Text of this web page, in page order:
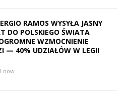
RAMOS WYSYŁA JASNY
DO POLSKIEGO ŚWIATA
WZMOCNIENIE
— 40% UDZIAŁÓW W LEGII
now